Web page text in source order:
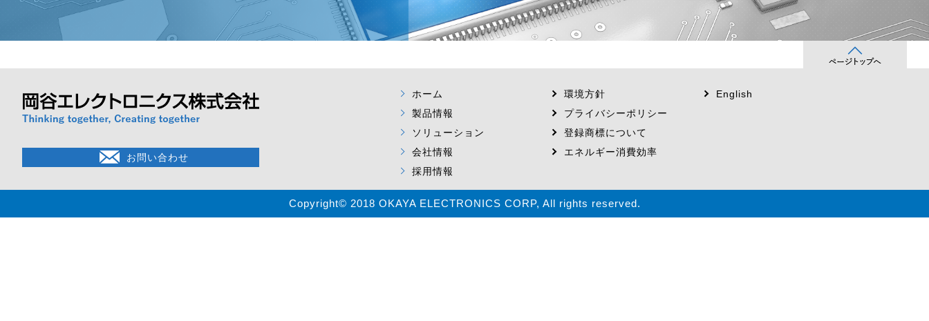
お問い合わせ
ホーム
製品情報
ソリューション
会社情報
採用情報
環境方針
プライバシーポリシー
登録商標について
エネルギー消費効率
English
Copyright© 2018 OKAYA ELECTRONICS CORP, All rights reserved.